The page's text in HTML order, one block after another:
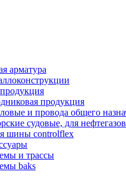
арматура
продукция
и провода общего
судовые, для
шины controlflex
и трассы
baks